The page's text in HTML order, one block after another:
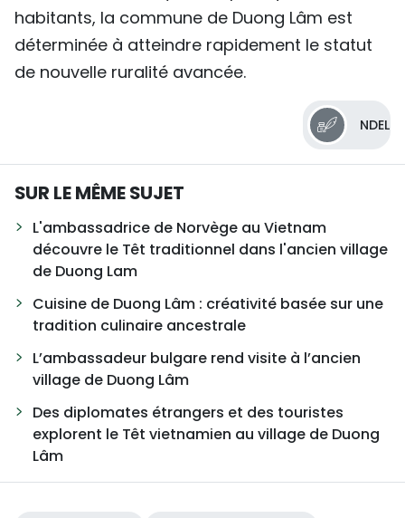
habitants, la commune de Duong Lâm est
déterminée à atteindre rapidement le statut
de nouvelle ruralité avancée.
NDEL
SUR LE MÊME SUJET
L'ambassadrice de Norvège au Vietnam
découvre le Têt traditionnel dans l'ancien village
de Duong Lam
Cuisine de Duong Lâm : créativité basée sur une
tradition culinaire ancestrale
L’ambassadeur bulgare rend visite à l’ancien
village de Duong Lâm
Des diplomates étrangers et des touristes
explorent le Têt vietnamien au village de Duong
Lâm